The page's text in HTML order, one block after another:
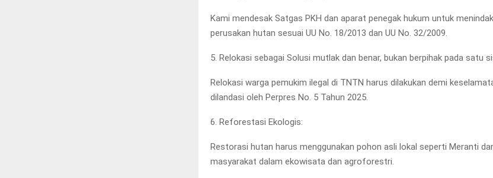
Kami mendesak Satgas PKH dan aparat penegak hukum untuk
perusakan hutan sesuai UU No. 18/2013 dan UU No. 32/2009.
5. Relokasi sebagai Solusi mutlak dan benar, bukan berpihak pada satu
Relokasi warga pemukim ilegal di TNTN harus dilakukan demi
dilandasi oleh Perpres No. 5 Tahun 2025.
6. Reforestasi Ekologis:
Restorasi hutan harus menggunakan pohon asli lokal seperti Meranti
masyarakat dalam ekowisata dan agroforestri.